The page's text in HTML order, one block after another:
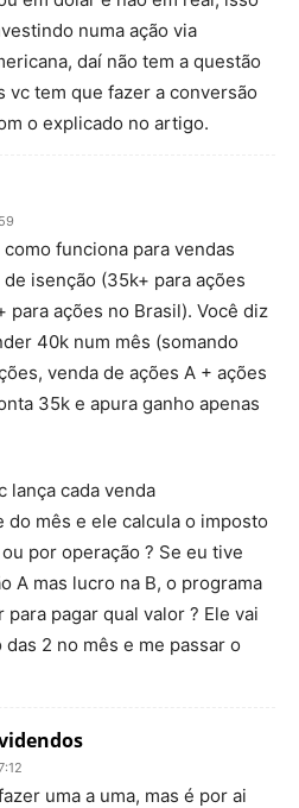
numa ação via
daí não tem a questão
vc tem que fazer a conversão
o explicado no artigo.
funciona para vendas
isenção (35k+ para ações
para ações no Brasil). Você diz
40k num mês (somando
venda de ações A + ações
35k e apura ganho apenas
lança cada venda
do mês e ele calcula o imposto
por operação ? Se eu tive
A mas lucro na B, o programa
para pagar qual valor ? Ele vai
2 no mês e me passar o
uma a uma, mas é por ai